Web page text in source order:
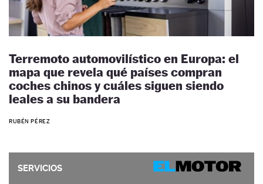
Terremoto automovilístico en Europa: el
mapa que revela qué países compran
coches chinos y cuáles siguen siendo
leales a su bandera
RUBÉN PÉREZ